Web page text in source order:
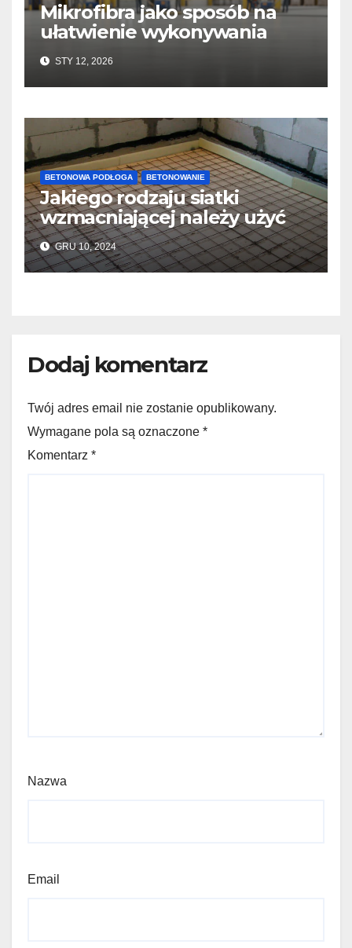
Mikrofibra jako sposób na
ułatwienie wykonywania
posadzek betonowych i
konstrukcji
STY 12, 2026
BETONOWA PODŁOGA BETONOWANIE
Jakiego rodzaju siatki
wzmacniającej należy użyć
do wylewek podłogowych?
GRU 10, 2024
Dodaj komentarz
Twój adres email nie zostanie opublikowany.
Wymagane pola są oznaczone *
Komentarz *
Nazwa
Email